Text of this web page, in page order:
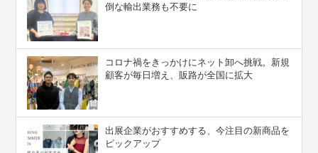
倒な輸出業務も不要に
コロナ禍をきっかけにネット卸へ挑戦。新規
顧客が毎日増え、販路が全国に拡大
出展企業がおすすめする、今注目の新商品を
ピックアップ